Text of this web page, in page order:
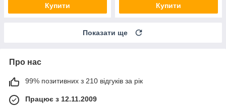
Купити Купити
Показати ще
Про нас
99% позитивних з 210 відгуків за рік
Працює з 12.11.2009